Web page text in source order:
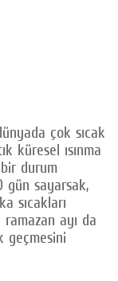
çok sıcak
küresel ısınma
durum
gün sayarsak,
sıcakları
ayı da
geçmesini